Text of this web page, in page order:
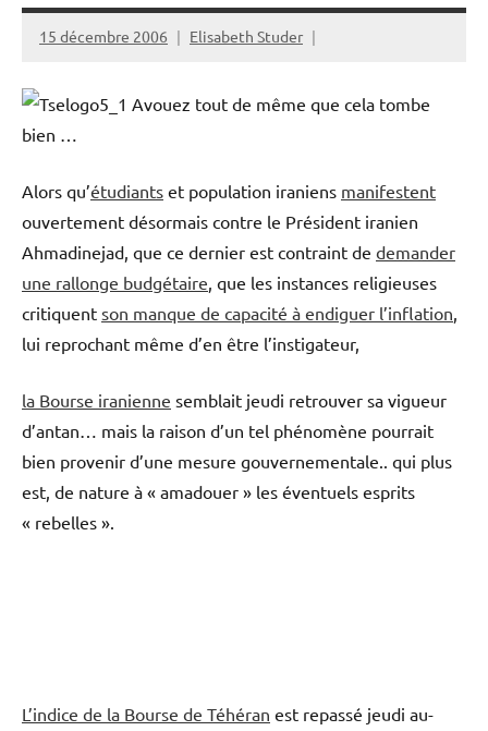
15 décembre 2006 Elisabeth Studer
Avouez tout de même que cela tombe
bien …
Alors qu’étudiants et population iraniens manifestent
ouvertement désormais contre le Président iranien
Ahmadinejad, que ce dernier est contraint de demander
une rallonge budgétaire , que les instances religieuses
critiquent son manque de capacité à endiguer l’inflation
lui reprochant même d’en être l’instigateur,
la Bourse iranienne semblait jeudi retrouver sa vigueur
d’antan… mais la raison d’un tel phénomène pourrait
bien provenir d’une mesure gouvernementale.. qui plus
est, de nature à « amadouer » les éventuels esprits
« rebelles ».
L’indice de la Bourse de Téhéran est repassé jeudi au-